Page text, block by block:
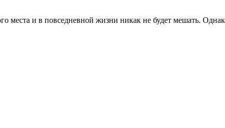
места и в повседневной жизни никак не будет мешать.